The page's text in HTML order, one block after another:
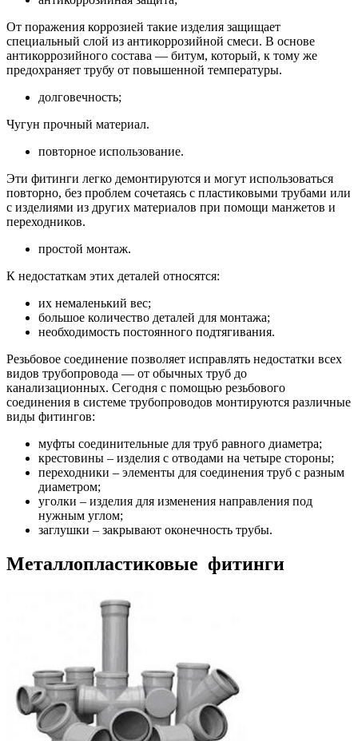
От поражения коррозией такие изделия защищает
специальный слой из антикоррозийной смеси. В основе
антикоррозийного состава — битум, который, к тому же
предохраняет трубу от повышенной температуры.
долговечность;
Чугун прочный материал.
повторное использование.
Эти фитинги легко демонтируются и могут использоваться
повторно, без проблем сочетаясь с пластиковыми трубами или
с изделиями из других материалов при помощи манжетов и
переходников.
простой монтаж.
К недостаткам этих деталей относятся:
их немаленький вес;
большое количество деталей для монтажа;
необходимость постоянного подтягивания.
Резьбовое соединение позволяет исправлять недостатки всех
видов трубопровода — от обычных труб до
канализационных. Сегодня с помощью резьбового
соединения в системе трубопроводов монтируются различные
виды фитингов:
муфты соединительные для труб равного диаметра;
крестовины – изделия с отводами на четыре стороны;
переходники – элементы для соединения труб с разным
диаметром;
уголки – изделия для изменения направления под
нужным углом;
заглушки – закрывают оконечность трубы.
Металлопластиковые фитинги